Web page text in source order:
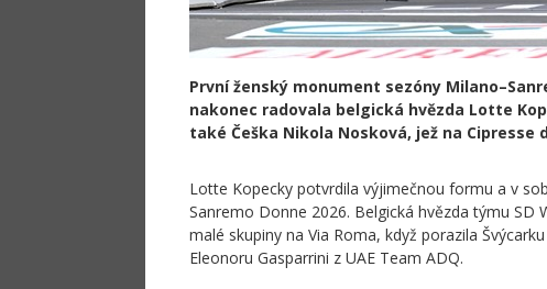
První ženský monument sezóny
nakonec radovala belgická hvězda Lotte
také Češka Nikola Nosková, jež na
Lotte Kopecky potvrdila výjimečnou formu a v
Sanremo Donne 2026. Belgická hvězda týmu
malé skupiny na Via Roma, když porazila
Eleonoru Gasparrini z UAE Team ADQ.